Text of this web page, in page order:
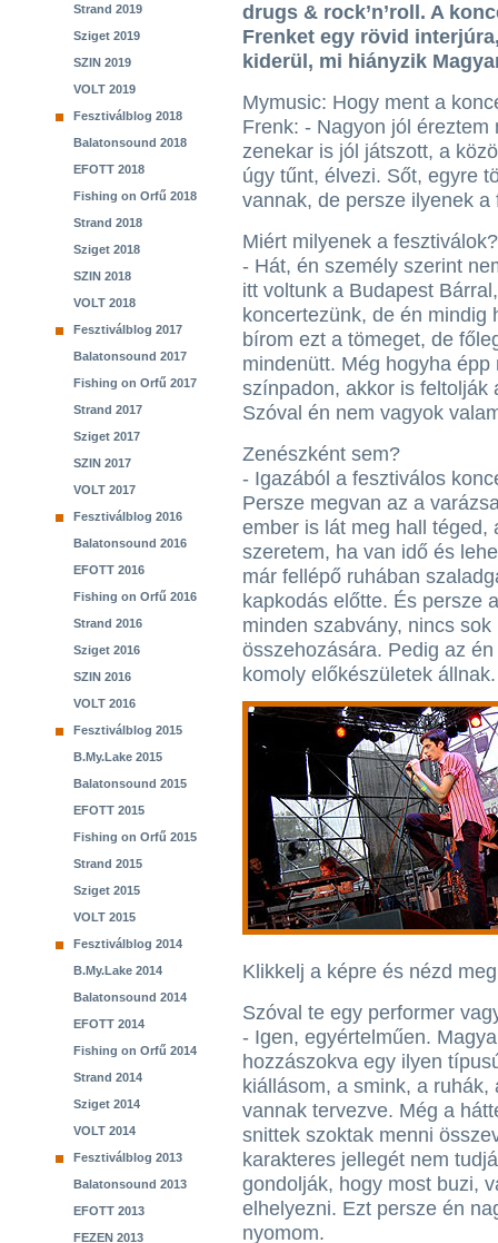
Strand 2019
Sziget 2019
SZIN 2019
VOLT 2019
Fesztiválblog 2018
Balatonsound 2018
EFOTT 2018
Fishing on Orfű 2018
Strand 2018
Sziget 2018
SZIN 2018
VOLT 2018
Fesztiválblog 2017
Balatonsound 2017
Fishing on Orfű 2017
Strand 2017
Sziget 2017
SZIN 2017
VOLT 2017
Fesztiválblog 2016
Balatonsound 2016
EFOTT 2016
Fishing on Orfű 2016
Strand 2016
Sziget 2016
SZIN 2016
VOLT 2016
Fesztiválblog 2015
B.My.Lake 2015
Balatonsound 2015
EFOTT 2015
Fishing on Orfű 2015
Strand 2015
Sziget 2015
VOLT 2015
Fesztiválblog 2014
B.My.Lake 2014
Balatonsound 2014
EFOTT 2014
Fishing on Orfű 2014
Strand 2014
Sziget 2014
VOLT 2014
Fesztiválblog 2013
Balatonsound 2013
EFOTT 2013
FEZEN 2013
drugs & rock’n’roll. A
Frenket egy rövid
kiderül, mi hiányzik
Mymusic: Hogy ment a
Frenk: - Nagyon jól éreztem
zenekar is jól játszott, a
úgy tűnt, élvezi. Sőt, egyre
vannak, de persze ilyenek a
Miért milyenek a fesztiválok?
- Hát, én személy szerint
itt voltunk a Budapest
koncertezünk, de én mindig
bírom ezt a tömeget, de
mindenütt. Még hogyha
színpadon, akkor is feltolják
Szóval én nem vagyok
Zenészként sem?
- Igazából a fesztiválos
Persze megvan az a
ember is lát meg hall téged,
szeretem, ha van idő és
már fellépő ruhában
kapkodás előtte. És persze
minden szabvány, nincs
összehozására. Pedig az
komoly előkészületek állnak.
Klikkelj a képre és nézd
Szóval te egy performer
- Igen, egyértelműen.
hozzászokva egy ilyen
kiállásom, a smink, a
vannak tervezve. Még a
snittek szoktak menni
karakteres jellegét nem
gondolják, hogy most buzi,
elhelyezni. Ezt persze én
nyomom.